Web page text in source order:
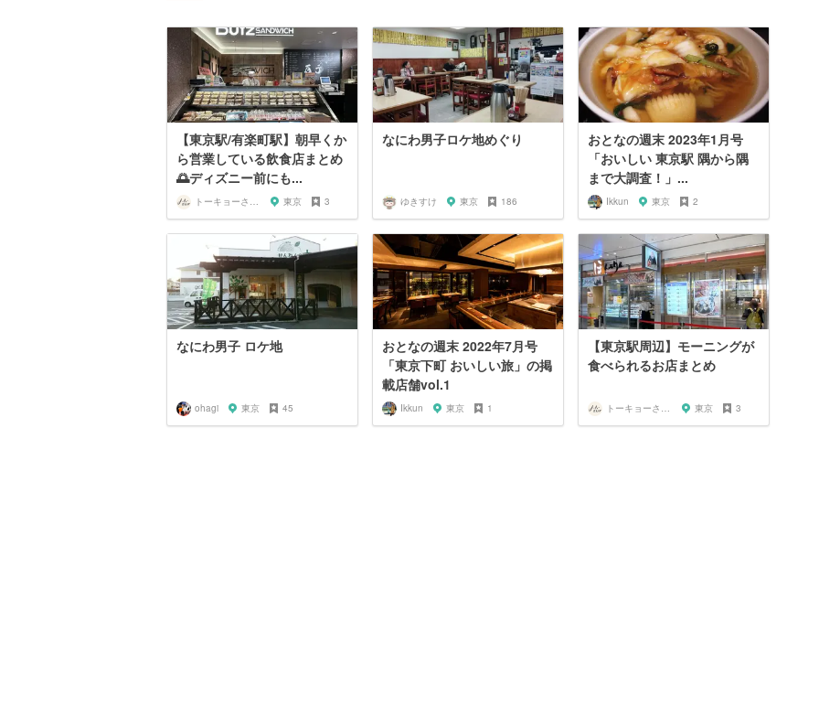
【東京駅/有楽町駅】朝早くか
ら営業している飲食店まとめ
🌅ディズニー前にも...
トーキョーさんぽ 東京 3
なにわ男子ロケ地めぐり
ゆきすけ 東京 186
おとなの週末 2023年1月号
「おいしい 東京駅 隅から隅
まで大調査！」...
Ikkun 東京 2
なにわ男子 ロケ地
ohagi 東京 45
おとなの週末 2022年7月号
「東京下町 おいしい旅」の掲
載店舗vol.1
Ikkun 東京 1
【東京駅周辺】モーニングが
食べられるお店まとめ
トーキョーさんぽ 東京 3